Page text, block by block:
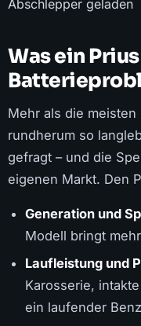
Was ein
Mehr als die
rundherum so
gefragt – und die
eigenen Markt. Den
Generation und
Modell bringt
Laufleistung und
Karosserie,
ein laufender